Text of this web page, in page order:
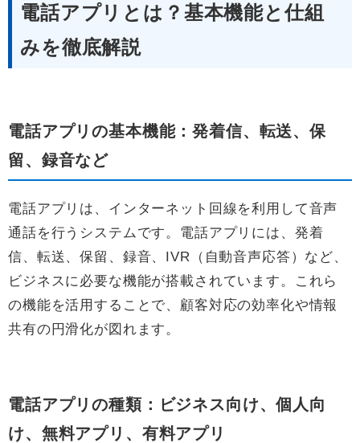
電話アプリとは？基本機能と仕組
みを徹底解説
電話アプリの基本機能：発着信、転送、保
留、録音など
電話アプリは、インターネット回線を利用して音声
通話を行うシステムです。電話アプリには、発着
信、転送、保留、録音、IVR（自動音声応答）など、
ビジネスに必要な機能が搭載されています。これら
の機能を活用することで、顧客対応の効率化や情報
共有の円滑化が図れます。
電話アプリの種類：ビジネス向け、個人向
け、無料アプリ、有料アプリ